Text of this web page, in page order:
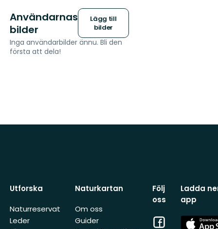
Användarnas
bilder
Lägg till
bilder
Inga användarbilder ännu. Bli den
första att dela!
Utforska
Naturreservat
Leder
Naturkartan
Om oss
Guider
Följ
oss
Facebook
Ladda
app
App